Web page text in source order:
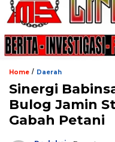
Home / Daerah
Sinergi
Bulog Jamin
Gabah Petani